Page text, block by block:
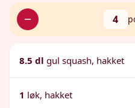
4
8.5 dl gul squash, hakket
1 løk, hakket